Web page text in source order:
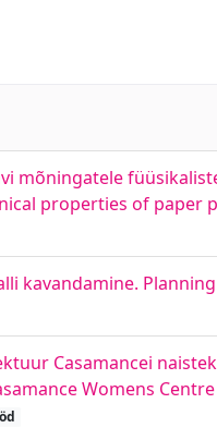
mõningatele
properties of paper
kavandamine.
Casamancei
Womens Centre